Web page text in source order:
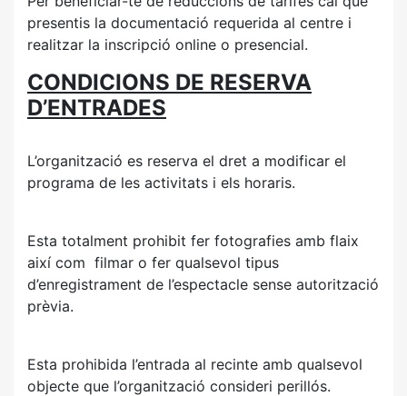
presentis la documentació requerida al centre i
realitzar la inscripció online o presencial.
CONDICIONS DE RESERVA
D’ENTRADES
L’organització es reserva el dret a modificar el
programa de les activitats i els horaris.
Esta totalment prohibit fer fotografies amb flaix
així com filmar o fer qualsevol tipus
d’enregistrament de l’espectacle sense autorització
prèvia.
Esta prohibida l’entrada al recinte amb qualsevol
objecte que l’organització consideri perillós.